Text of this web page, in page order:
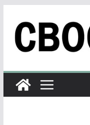
содержимому